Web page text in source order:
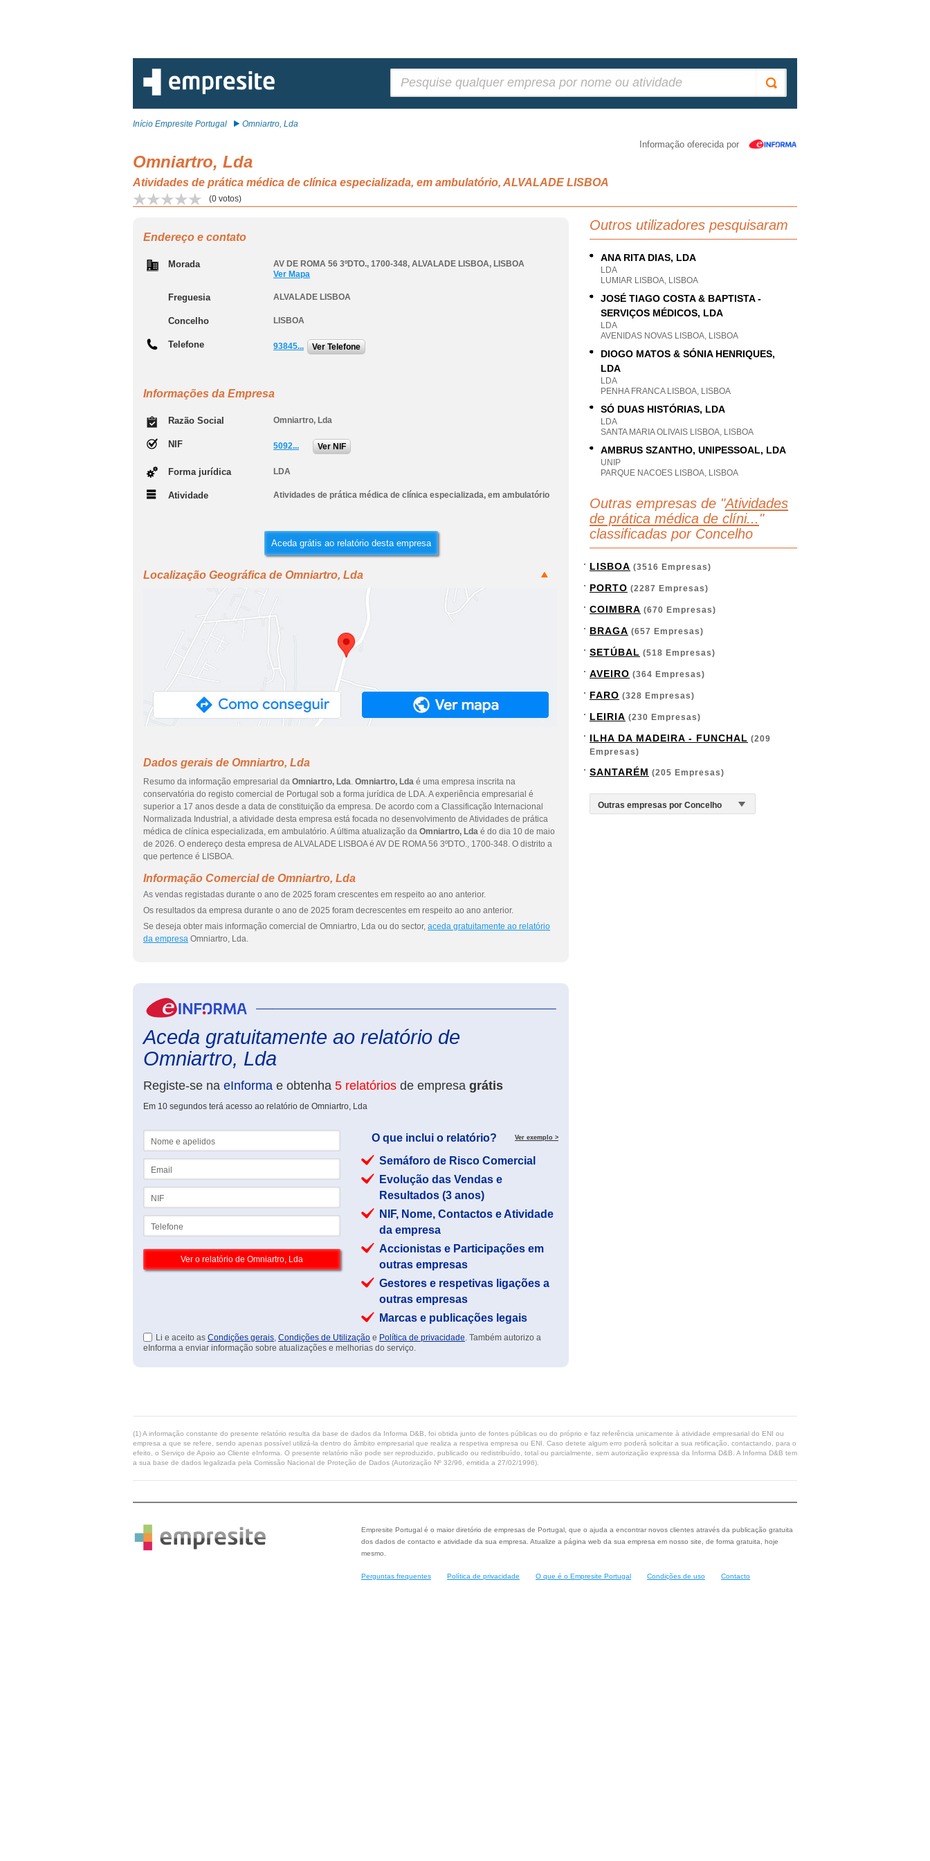
Início Empresite Portugal Omniartro, Lda
Informação oferecida por
Omniartro, Lda
Atividades de prática médica de clínica especializada, em ambulatório, ALVALADE LISBOA
(0 votos)
Endereço e contato
Morada AV DE ROMA 56 3ºDTO., 1700-348, ALVALADE LISBOA, LISBOA
Ver Mapa
Freguesia ALVALADE LISBOA
Concelho LISBOA
Telefone 93845... Ver Telefone
Informações da Empresa
Razão Social Omniartro, Lda
NIF 5092... Ver NIF
Forma jurídica LDA
Atividade Atividades de prática médica de clínica especializada, em ambulatório
Aceda grátis ao relatório desta empresa
Localização Geográfica de Omniartro, Lda
Dados gerais de Omniartro, Lda
Resumo da informação empresarial da Omniartro, Lda. Omniartro, Lda é uma empresa inscrita na
conservatória do registo comercial de Portugal sob a forma jurídica de LDA. A experiência empresarial é
superior a 17 anos desde a data de constituição da empresa. De acordo com a Classificação Internacional
Normalizada Industrial, a atividade desta empresa está focada no desenvolvimento de Atividades de prática
médica de clínica especializada, em ambulatório. A última atualização da Omniartro, Lda é do dia 10 de maio
de 2026. O endereço desta empresa de ALVALADE LISBOA é AV DE ROMA 56 3ºDTO., 1700-348. O distrito a
que pertence é LISBOA.
Informação Comercial de Omniartro, Lda
As vendas registadas durante o ano de 2025 foram crescentes em respeito ao ano anterior.
Os resultados da empresa durante o ano de 2025 foram decrescentes em respeito ao ano anterior.
Se deseja obter mais informação comercial de Omniartro, Lda ou do sector, aceda gratuitamente ao relatório
da empresa Omniartro, Lda.
Aceda gratuitamente ao relatório de
Omniartro, Lda
Registe-se na eInforma e obtenha 5 relatórios de empresa grátis
Em 10 segundos terá acesso ao relatório de Omniartro, Lda
O que inclui o relatório? Ver exemplo >
Semáforo de Risco Comercial
Evolução das Vendas e
Resultados (3 anos)
NIF, Nome, Contactos e Atividade
da empresa
Accionistas e Participações em
outras empresas
Gestores e respetivas ligações a
outras empresas
Marcas e publicações legais
Li e aceito as Condições gerais, Condições de Utilização e Política de privacidade. Também autorizo a
eInforma a enviar informação sobre atualizações e melhorias do serviço.
Outros utilizadores pesquisaram
ANA RITA DIAS, LDA
LDA
LUMIAR LISBOA, LISBOA
JOSÉ TIAGO COSTA & BAPTISTA -
SERVIÇOS MÉDICOS, LDA
LDA
AVENIDAS NOVAS LISBOA, LISBOA
DIOGO MATOS & SÓNIA HENRIQUES,
LDA
LDA
PENHA FRANCA LISBOA, LISBOA
SÓ DUAS HISTÓRIAS, LDA
LDA
SANTA MARIA OLIVAIS LISBOA, LISBOA
AMBRUS SZANTHO, UNIPESSOAL, LDA
UNIP
PARQUE NACOES LISBOA, LISBOA
Outras empresas de "Atividades
de prática médica de clíni... "
classificadas por Concelho
LISBOA (3516 Empresas)
PORTO (2287 Empresas)
COIMBRA (670 Empresas)
BRAGA (657 Empresas)
SETÚBAL (518 Empresas)
AVEIRO (364 Empresas)
FARO (328 Empresas)
LEIRIA (230 Empresas)
ILHA DA MADEIRA - FUNCHAL (209
Empresas)
SANTARÉM (205 Empresas)
(1) A informação constante do presente relatório resulta da base de dados da Informa D&B, foi obtida junto de fontes públicas ou do próprio e faz referência unicamente à atividade empresarial do ENI ou
empresa a que se refere, sendo apenas possível utilizá-la dentro do âmbito empresarial que realiza a respetiva empresa ou ENI. Caso detete algum erro poderá solicitar a sua retificação, contactando, para o
efeito, o Serviço de Apoio ao Cliente eInforma. O presente relatório não pode ser reproduzido, publicado ou redistribuído, total ou parcialmente, sem autorização expressa da Informa D&B. A Informa D&B tem
a sua base de dados legalizada pela Comissão Nacional de Proteção de Dados (Autorização Nº 32/96, emitida a 27/02/1996).
Empresite Portugal é o maior diretório de empresas de Portugal, que o ajuda a encontrar novos clientes através da publicação gratuita
dos dados de contacto e atividade da sua empresa. Atualize a página web da sua empresa em nosso site, de forma gratuita, hoje
mesmo.
Perguntas frequentes Política de privacidade O que é o Empresite Portugal Condições de uso Contacto